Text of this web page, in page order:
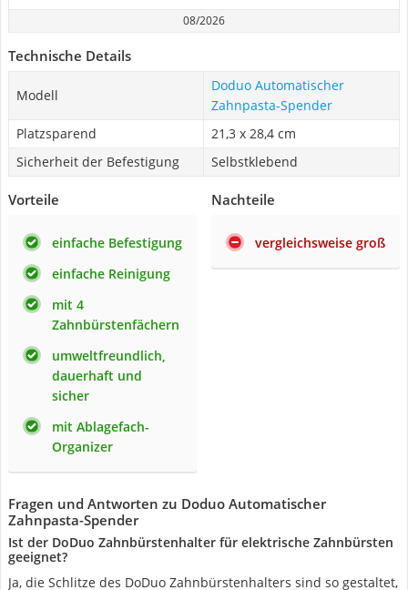
08/2026
Technische Details
Modell
Doduo Automatischer
Zahnpasta-Spender
Platzsparend
21,3 x 28,4 cm
Sicherheit der Befestigung
Selbstklebend
Vorteile
einfache Befestigung
einfache Reinigung
mit 4
Zahnbürstenfächern
umweltfreundlich,
dauerhaft und
sicher
mit Ablagefach-
Organizer
Nachteile
vergleichsweise groß
Fragen und Antworten zu Doduo Automatischer
Zahnpasta-Spender
Ist der DoDuo Zahnbürstenhalter für elektrische Zahnbürsten
geeignet?
Ja, die Schlitze des DoDuo Zahnbürstenhalters sind so gestaltet,